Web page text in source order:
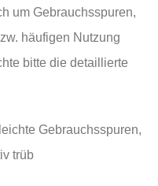
um Gebrauchsspuren,
häufigen Nutzung
bitte die detaillierte
leichte Gebrauchsspuren,
trüb